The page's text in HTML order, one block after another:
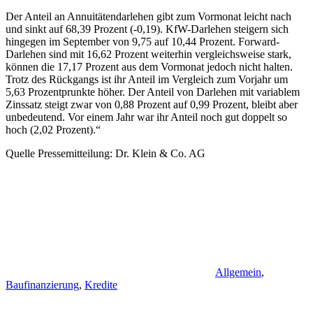
Der Anteil an Annuitätendarlehen gibt zum Vormonat leicht nach
und sinkt auf 68,39 Prozent (-0,19). KfW-Darlehen steigern sich
hingegen im September von 9,75 auf 10,44 Prozent. Forward-
Darlehen sind mit 16,62 Prozent weiterhin vergleichsweise stark,
können die 17,17 Prozent aus dem Vormonat jedoch nicht halten.
Trotz des Rückgangs ist ihr Anteil im Vergleich zum Vorjahr um
5,63 Prozentprunkte höher. Der Anteil von Darlehen mit variablem
Zinssatz steigt zwar von 0,88 Prozent auf 0,99 Prozent, bleibt aber
unbedeutend. Vor einem Jahr war ihr Anteil noch gut doppelt so
hoch (2,02 Prozent).“
Quelle Pressemitteilung: Dr. Klein & Co. AG
Allgemein,
Baufinanzierung, Kredite